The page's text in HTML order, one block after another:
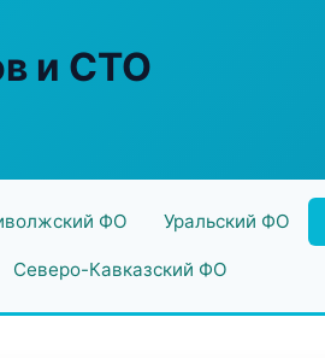
и СТО
ФО Уральский ФО
Северо-Кавказский ФО